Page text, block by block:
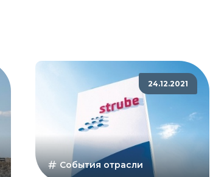
24.12.2021
События отрасли